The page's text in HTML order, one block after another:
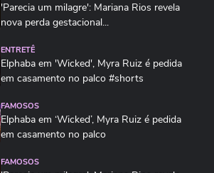
'Parecia um milagre': Mariana Rios revela
nova perda gestacional...
ENTRETÊ
Elphaba em 'Wicked', Myra Ruiz é pedida
em casamento no palco #shorts
FAMOSOS
Elphaba em ‘Wicked’, Myra Ruiz é pedida
em casamento no palco
FAMOSOS